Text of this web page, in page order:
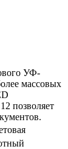
УФ-
массовых
позволяет